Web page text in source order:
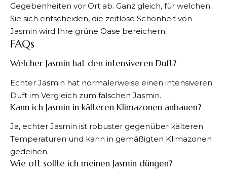
Gegebenheiten vor Ort ab. Ganz gleich, für welchen
Sie sich entscheiden, die zeitlose Schönheit von
Jasmin wird Ihre grüne Oase bereichern.
FAQs
Welcher Jasmin hat den intensiveren Duft?
Echter Jasmin hat normalerweise einen intensiveren
Duft im Vergleich zum falschen Jasmin.
Kann ich Jasmin in kälteren Klimazonen anbauen?
Ja, echter Jasmin ist robuster gegenüber kälteren
Temperaturen und kann in gemäßigten Klimazonen
gedeihen.
Wie oft sollte ich meinen Jasmin düngen?